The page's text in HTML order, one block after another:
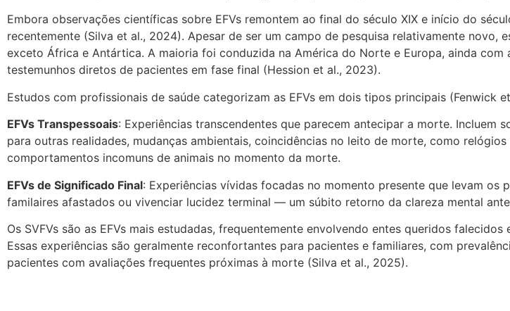
Embora observações científicas sobre EFVs remontem ao final do século XIX e início do
recentemente (Silva et al., 2024). Apesar de ser um campo de pesquisa relativamente novo,
exceto África e Antártica. A maioria foi conduzida na América do Norte e Europa, ainda
testemunhos diretos de pacientes em fase final (Hession et al., 2023).
Estudos com profissionais de saúde categorizam as EFVs em dois tipos principais (Fenwick
EFVs Transpessoais: Experiências transcendentes que parecem antecipar a morte. Incluem
para outras realidades, mudanças ambientais, coincidências no leito de morte, como
comportamentos incomuns de animais no momento da morte.
EFVs de Significado Final: Experiências vívidas focadas no momento presente que levam os
familaires afastados ou vivenciar lucidez terminal — um súbito retorno da clareza mental
Os SVFVs são as EFVs mais estudadas, frequentemente envolvendo entes queridos
Essas experiências são geralmente reconfortantes para pacientes e familiares, com
pacientes com avaliações frequentes próximas à morte (Silva et al., 2025).